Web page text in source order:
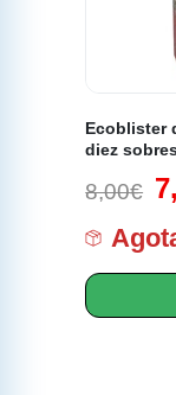
Ecoblister
diez
8,00€